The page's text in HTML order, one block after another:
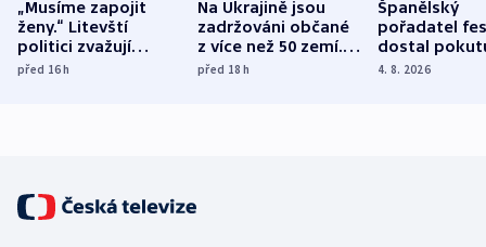
„Musíme zapojit
ženy.“ Litevští
politici zvažují
dohodu o
před 16h
Na Ukrajině jsou
zadržováni občané
z více než 50 zemí.
Bojovali na straně
před 18h
Španělský
pořadatel
dostal
nekalé
4. 8. 2026